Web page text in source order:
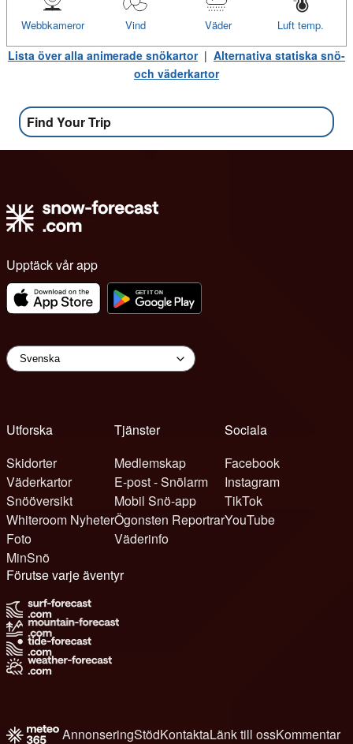
Luft temp.
Väder
Vind
Webbkameror
Lista över alla animerade snökartor| Alternativa statiska snö-
och väderkartor
Find Your Trip
Upptäck vår app
Utforska
Skidorter
Väderkartor
Snööversikt
Whiteroom Nyheter
Foto
MinSnö
Tjänster
Medlemskap
E-post - Snölarm
Mobil Snö-app
Ögonsten Reportrar
Väderinfo
Sociala
Facebook
Instagram
TikTok
YouTube
Förutse varje äventyr
AnnonseringStödKontaktaLänk till ossKommentar